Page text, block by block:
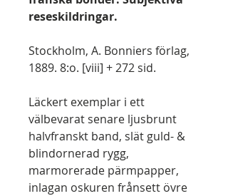
reseskildringar.
Stockholm, A. Bonniers förlag,
1889. 8:o. [viii] + 272 sid.
Läckert exemplar i ett
välbevarat senare ljusbrunt
halvfranskt band, slät guld- &
blindornerad rygg,
marmorerade pärmpapper,
inlagan oskuren frånsett övre